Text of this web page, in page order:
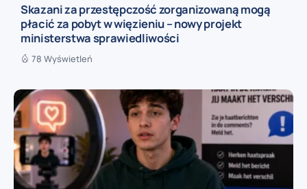
Skazani za przestępczość zorganizowaną mogą
płacić za pobyt w więzieniu – nowy projekt
ministerstwa sprawiedliwości
78 Wyświetleń